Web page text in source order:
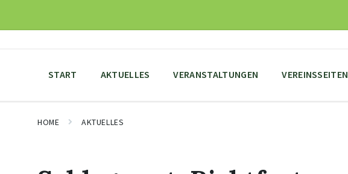
content
main
footer
START AKTUELLES VERANSTALTUNGEN VEREINSSEITEN
HOME AKTUELLES